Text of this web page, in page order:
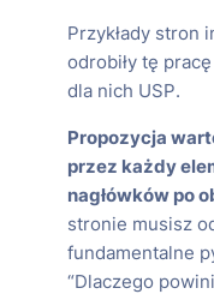
Przykłady stron
odrobiły tę
dla nich USP.
Propozycja
przez każdy
nagłówków po
stronie musisz
fundamentalne
“Dlaczego